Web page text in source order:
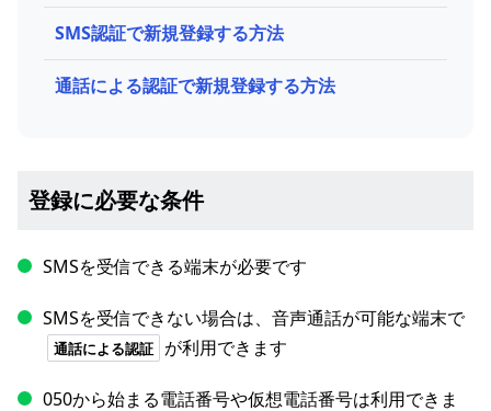
SMS認証で新規登録する方法
通話による認証で新規登録する方法
登録に必要な条件
SMSを受信できる端末が必要です
SMSを受信できない場合は、音声通話が可能な端末で
通話による認証 が利用できます
050から始まる電話番号や仮想電話番号は利用できま